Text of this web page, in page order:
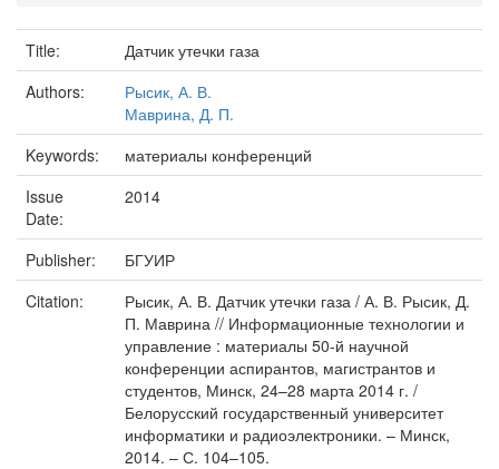
Title:
Датчик утечки газа
Authors:
Рысик, А. В.
Маврина, Д. П.
Keywords:
материалы конференций
Issue
Date:
2014
Publisher:
БГУИР
Citation:
Рысик, А. В. Датчик утечки газа / А. В. Рысик, Д.
П. Маврина // Информационные технологии и
управление : материалы 50-й научной
конференции аспирантов, магистрантов и
студентов, Минск, 24–28 марта 2014 г. /
Белорусский государственный университет
информатики и радиоэлектроники. – Минск,
2014. – С. 104–105.